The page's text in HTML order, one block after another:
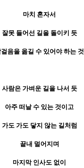
마치 혼자서
잘못 들어선 길을 돌이키 듯
걸음을 옮길 수 있어야 하는 것
사람은 가벼운 길을 나서 듯
아주 떠날 수 있는 것이고
가도 가도 닿지 않는 길처럼
끝내 멀어지며
마지막 인사도 없이